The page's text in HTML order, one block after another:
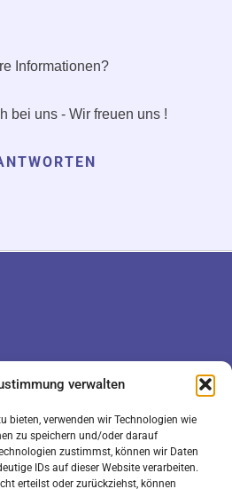
verwalten
bieten, verwenden wir Technologien wie
zu speichern und/oder darauf
zustimmst, können wir Daten
IDs auf dieser Website verarbeiten.
erteilst oder zurückziehst, können
Informationen?
bei uns - Wir freuen uns !
(EU)